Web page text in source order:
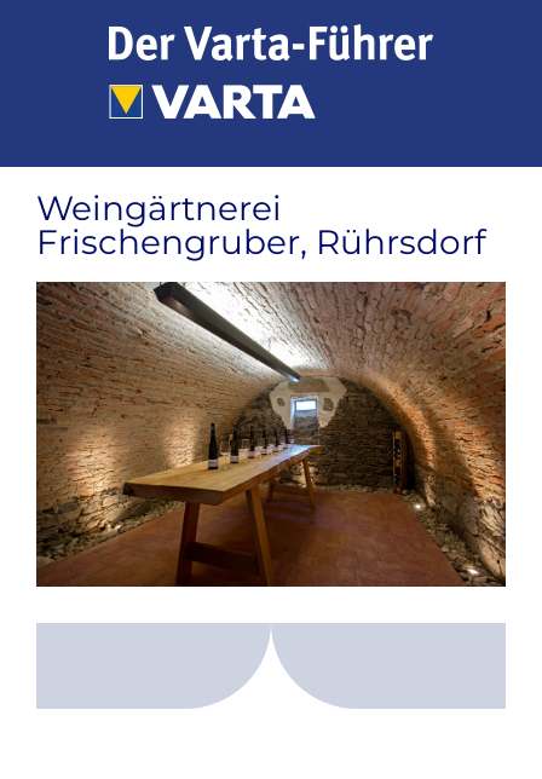
Weingärtnerei
Frischengruber, Rührsdorf
Zeige
grösseres
Bild